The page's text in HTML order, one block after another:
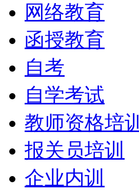
网络教育
函授教育
自考
自学考试
教师资格培训
报关员培训
企业内训